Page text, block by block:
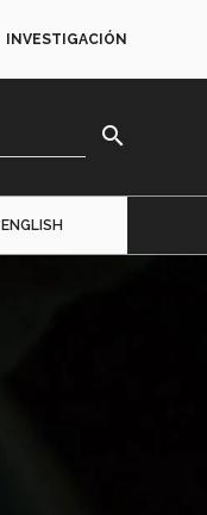
INVESTIGACIÓN
search
ENGLISH